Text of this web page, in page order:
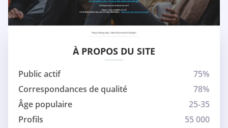
À PROPOS DU SITE
Public actif
75%
Correspondances de qualité
78%
Âge populaire
25-35
Profils
55 000